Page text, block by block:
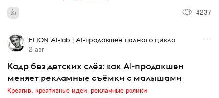
4237
ELION AI-lab | AI-продакшен полного цикла
2 авг
Кадр без детских слёз: как AI-продакшен
меняет рекламные съёмки с малышами
Креатив, креативные идеи, рекламные ролики